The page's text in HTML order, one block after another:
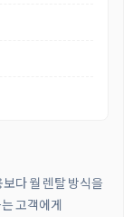
다 월 렌탈 방식을
고객에게